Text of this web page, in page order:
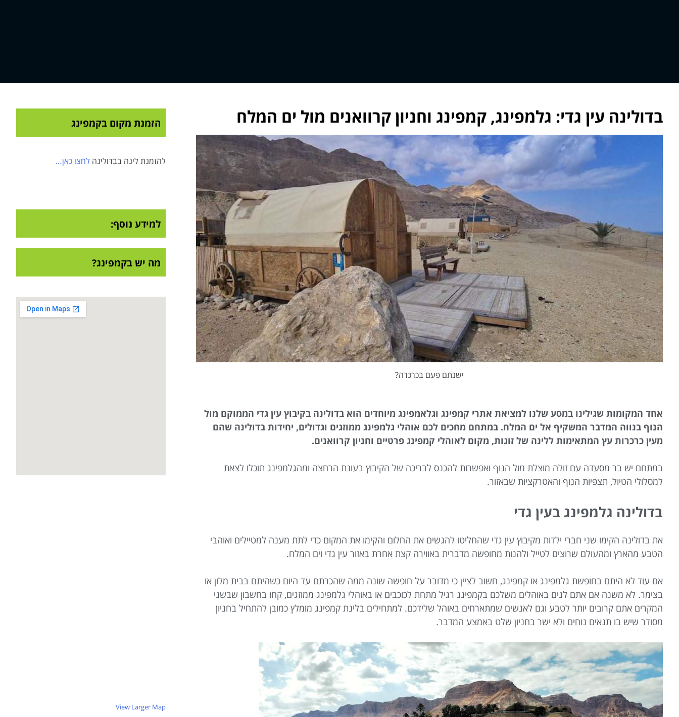
בדולינה עין גדי: גלמפינג, קמפינג וחניון קרוואנים מול ים המלח
ישנתם פעם בכרכרה?
אחד המקומות שגילינו במסע שלנו למציאת אתרי קמפינג וגלאמפינג מיוחדים הוא בדולינה בקיבוץ עין גדי הממוקם מול
הנוף בנווה המדבר המשקיף אל ים המלח. במתחם מחכים לכם אוהלי גלמפינג ממוזגים וגדולים, יחידות בדולינה שהם
מעין כרכרות עץ המתאימות ללינה של זוגות, מקום לאוהלי קמפינג פרטיים וחניון קרוואנים.
במתחם יש בר מסעדה עם זולה מוצלת מול הנוף ואפשרות להכנס לבריכה של הקיבוץ בעונת הרחצה ומהגלמפינג תוכלו לצאת
למסלולי הטיול, תצפיות הנוף והאטרקציות שבאזור.
בדולינה גלמפינג בעין גדי
את בדולינה הקימו שני חברי ילדות מקיבוץ עין גדי שהחליטו להגשים את החלום והקימו את המקום כדי לתת מענה למטיילים ואוהבי
הטבע מהארץ ומהעולם שרוצים לטייל ולהנות מחופשה מדברית באווירה קצת אחרת באזור עין גדי וים המלח.
אם עוד לא היתם בחופשת גלמפינג או קמפינג, חשוב לציין כי מדובר על חופשה שונה ממה שהכרתם עד היום כשהיתם בבית מלון או
בצימר. לא משנה אם אתם לנים באוהלים משלכם בקמפינג רגיל מתחת לכוכבים או באוהלי גלמפינג ממוזגים, קחו בחשבון שבשני
המקרים אתם קרובים יותר לטבע וגם לאנשים שמתארחים באוהל שלידכם. למתחילים בלינת קמפינג מומלץ כמובן להתחיל בחניון
מסודר שיש בו תנאים נוחים ולא ישר בחניון שלט באמצע המדבר.
הזמנת מקום בקמפינג
להזמנת לינה בבדולינה לחצו כאן…
למידע נוסף:
מה יש בקמפינג?
View Larger Map